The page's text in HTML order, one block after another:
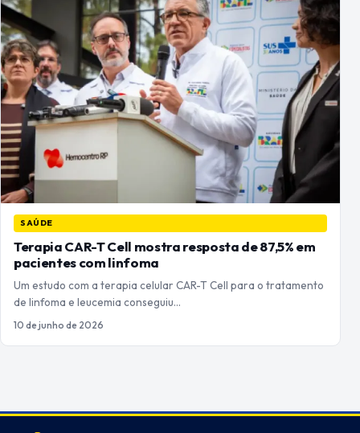
SAÚDE
Terapia CAR-T Cell mostra resposta de 87,5% em
pacientes com linfoma
Um estudo com a terapia celular CAR-T Cell para o tratamento
de linfoma e leucemia conseguiu…
10 de junho de 2026